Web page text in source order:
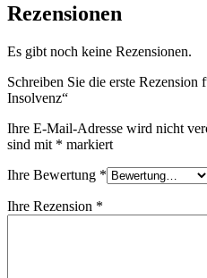
Rezensionen
Es gibt noch keine Rezensionen.
Schreiben Sie die erste Rezension
Insolvenz“
Ihre E-Mail-Adresse wird nicht
sind mit * markiert
Ihre Bewertung *
Ihre Rezension *